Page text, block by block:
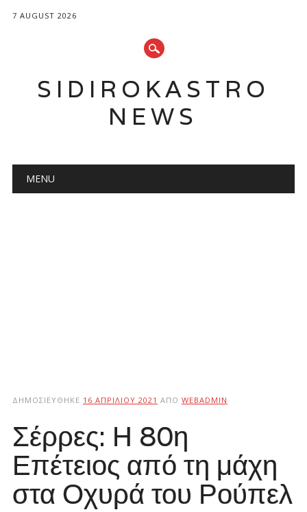
7 AUGUST 2026
SIDIROKASTRO
NEWS
Main menu
MENU
ΔΗΜΟΣΙΕΎΘΗΚΕ 16 ΑΠΡΙΛΊΟΥ 2021 ΑΠΌ WEBADMIN
Σέρρες: Η 80η
Επέτειος από τη μάχη
στα Οχυρά του Ρούπελ